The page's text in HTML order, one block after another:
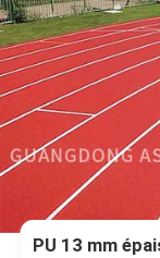
PU 13 mm